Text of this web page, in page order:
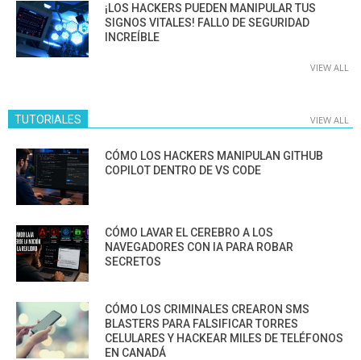
¡LOS HACKERS PUEDEN MANIPULAR TUS
SIGNOS VITALES! FALLO DE SEGURIDAD
INCREÍBLE
VIEW ALL
TUTORIALES VIEW ALL
CÓMO LOS HACKERS MANIPULAN GITHUB
COPILOT DENTRO DE VS CODE
CÓMO LAVAR EL CEREBRO A LOS
NAVEGADORES CON IA PARA ROBAR
SECRETOS
CÓMO LOS CRIMINALES CREARON SMS
BLASTERS PARA FALSIFICAR TORRES
CELULARES Y HACKEAR MILES DE TELÉFONOS
EN CANADÁ